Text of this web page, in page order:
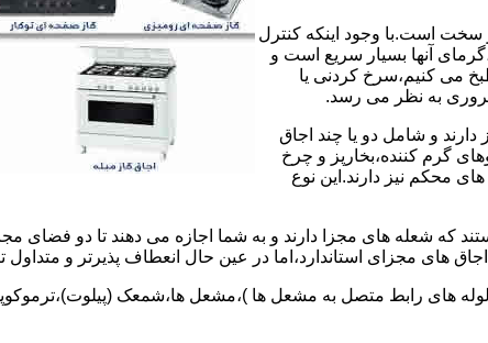
سخت است.با وجود اینکه کنترل
آنها بسیار سریع است و
می کنیم،سرخ کردنی یا
ضروری به نظر می رسد.
و شامل دو یا چند اجاق
گرم کننده،بخارپز و چرخ
محکم نیز دارند.این نوع
که شعله های مجزا دارند و به شما اجازه می دهند تا دو فضای
های مجزای استاندارد،اما در عین حال انعطاف پذیرتر و متداول
لوله های رابط متصل به مشعل ها )،مشعل ها،شمعک